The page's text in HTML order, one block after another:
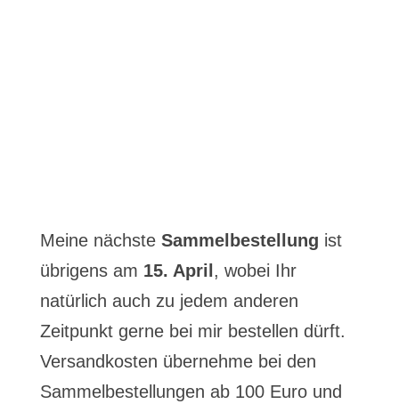
Meine nächste Sammelbestellung ist
übrigens am 15. April , wobei Ihr
natürlich auch zu jedem anderen
Zeitpunkt gerne bei mir bestellen dürft.
Versandkosten übernehme bei den
Sammelbestellungen ab 100 Euro und